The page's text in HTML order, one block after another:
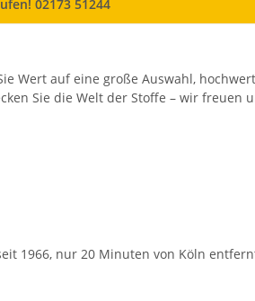
02173 51244
Wert auf eine große Auswahl,
Sie die Welt der Stoffe – wir freuen
1966, nur 20 Minuten von Köln